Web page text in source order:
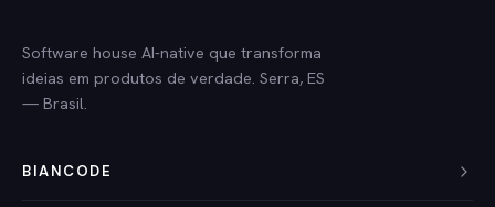
Software house AI-native que transforma
ideias em produtos de verdade. Serra, ES
— Brasil.
BIANCODE